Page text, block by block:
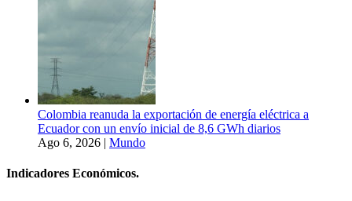
Colombia reanuda la exportación de energía eléctrica a
Ecuador con un envío inicial de 8,6 GWh diarios
Ago 6, 2026 | Mundo
Indicadores Económicos.